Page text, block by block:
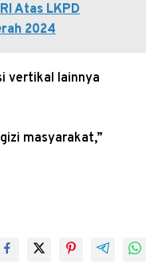
Atas LKPD
2024
vertikal lainnya
masyarakat,”